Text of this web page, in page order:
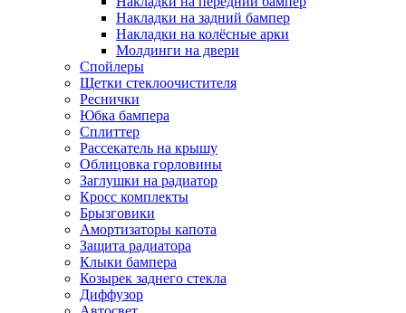
Накладки на задний бампер
Накладки на колёсные арки
Молдинги на двери
Спойлеры
Щетки стеклоочистителя
Реснички
Юбка бампера
Сплиттер
Рассекатель на крышу
Облицовка горловины
Заглушки на радиатор
Кросс комплекты
Брызговики
Амортизаторы капота
Защита радиатора
Клыки бампера
Козырек заднего стекла
Диффузор